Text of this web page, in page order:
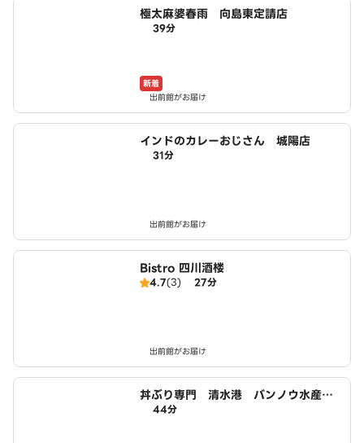
極太麻婆春雨 向島東定請店
39分
新着
出前館がお届け
インドのカレーおじさん 城陽店
31分
出前館がお届け
Bistro 四川酒楼
4.7(3) 27分
出前館がお届け
丼ぶり専門 清水港 バンノウ水産
宇治店
44分